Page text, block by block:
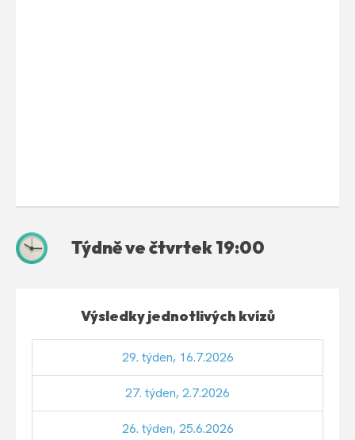
Týdně ve čtvrtek 19:00
Výsledky jednotlivých kvízů
29. týden, 16.7.2026
27. týden, 2.7.2026
26. týden, 25.6.2026